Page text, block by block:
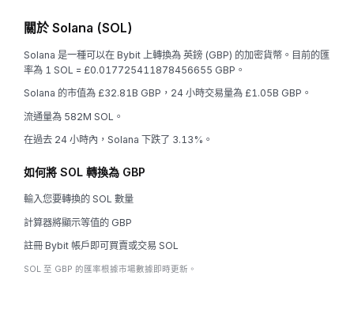
關於 Solana (SOL)
Solana 是一種可以在 Bybit 上轉換為 英鎊 (GBP) 的加密貨幣。目前的匯
率為 1 SOL = £0.017725411878456655 GBP。
Solana 的市值為 £32.81B GBP，24 小時交易量為 £1.05B GBP。
流通量為 582M SOL。
在過去 24 小時內，Solana 下跌了 3.13%。
如何將 SOL 轉換為 GBP
輸入您要轉換的 SOL 數量
計算器將顯示等值的 GBP
註冊 Bybit 帳戶即可買賣或交易 SOL
SOL 至 GBP 的匯率根據市場數據即時更新。